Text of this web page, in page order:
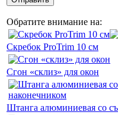
Обратите внимание на:
Скребок ProTrim 10 см
Сгон «склиз» для окон
Штанга алюминиевая со